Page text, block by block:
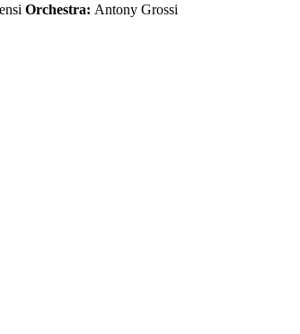
Orchestra: Antony Grossi